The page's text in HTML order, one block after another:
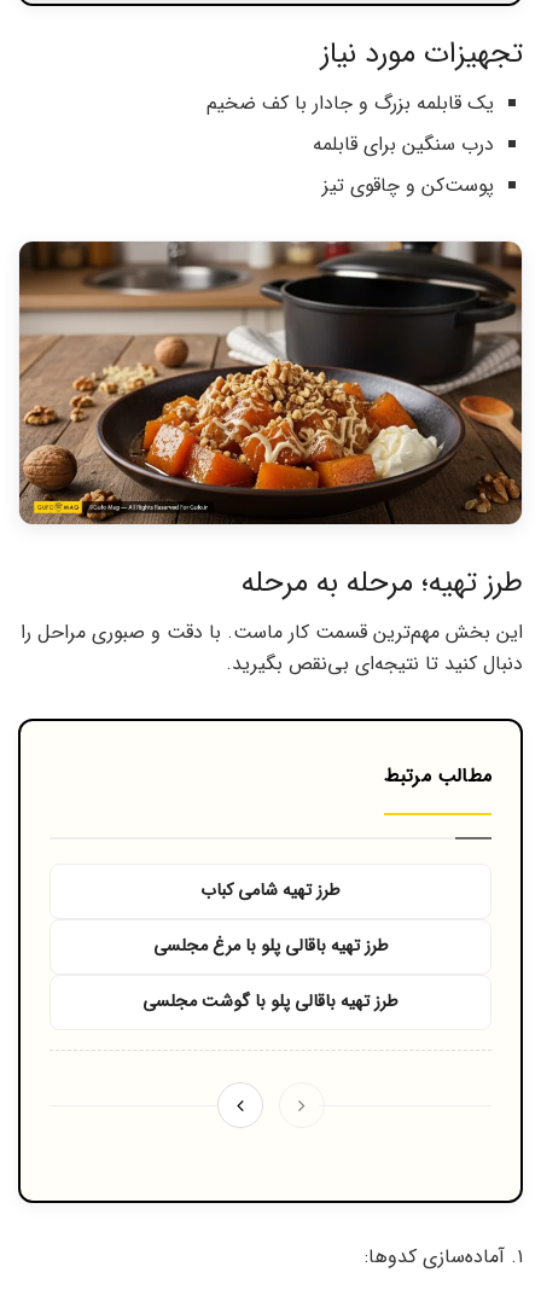
تجهیزات مورد نیاز
یک قابلمه بزرگ و جادار با کف ضخیم
درب سنگین برای قابلمه
پوست‌کن و چاقوی تیز
طرز تهیه؛ مرحله به مرحله
این بخش مهم‌ترین قسمت کار ماست. با دقت و صبوری مراحل را
دنبال کنید تا نتیجه‌ای بی‌نقص بگیرید.
مطالب مرتبط
طرز تهیه شامی کباب
طرز تهیه باقالی پلو با مرغ مجلسی
طرز تهیه باقالی پلو با گوشت مجلسی
۱. آماده‌سازی کدوها: